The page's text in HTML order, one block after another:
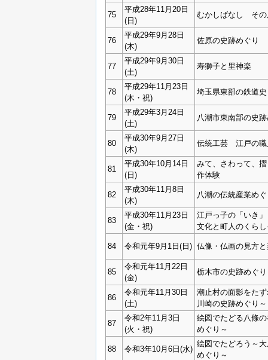
75
平成28年11月20日
(日)
むかしばなし その
76
平成29年9月28日
(木)
佐原の史跡めぐり
77
平成29年9月30日
(土)
寿獅子と里神楽
78
平成29年11月23日
(木・祝)
埼玉県東部の鉄道史
79
平成29年3月24日
(土)
八潮市東南部の史
80
平成30年9月27日
(木)
伝統工芸 江戸の職
81
平成30年10月14日
(日)
みて、さわって、
作体験
82
平成30年11月8日
(木)
八潮の伝統産業め
83
平成30年11月23日
(金・祝)
江戸っ子の「いき
文化と町人のくら
84 令和元年9月1日(日) 仏像・仏画の見方
85
令和元年11月22日
(金)
栃木市の史跡めぐり
86
令和元年11月30日
(土)
潮止村の面影をた
川崎の史跡めぐり～
87
令和2年11月3日
(火・祝)
絵図でたどる八條
めぐり～
88 令和3年10月6日(水)
絵図でたどろう～
めぐり～